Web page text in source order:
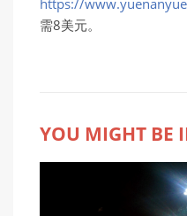
https://
需8美元。
YOU MIGHT BE